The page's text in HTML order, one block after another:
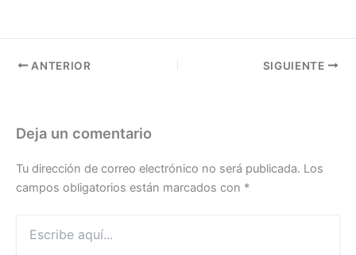
ANTERIOR SIGUIENTE
Deja un comentario
Tu dirección de correo electrónico no será publicada. Los
campos obligatorios están marcados con *
aquí...